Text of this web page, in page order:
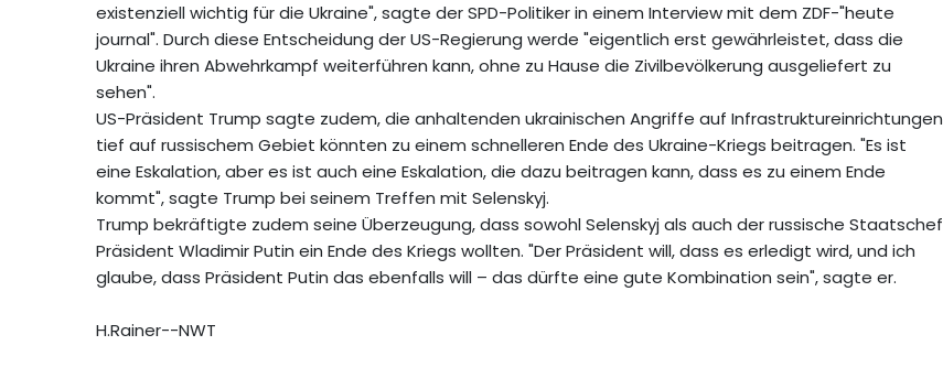
existenziell wichtig für die Ukraine", sagte der SPD-Politiker in einem Interview mit dem ZDF-"heute
journal". Durch diese Entscheidung der US-Regierung werde "eigentlich erst gewährleistet, dass die
Ukraine ihren Abwehrkampf weiterführen kann, ohne zu Hause die Zivilbevölkerung ausgeliefert zu
sehen".
US-Präsident Trump sagte zudem, die anhaltenden ukrainischen Angriffe auf Infrastruktureinrichtungen
tief auf russischem Gebiet könnten zu einem schnelleren Ende des Ukraine-Kriegs beitragen. "Es ist
eine Eskalation, aber es ist auch eine Eskalation, die dazu beitragen kann, dass es zu einem Ende
kommt", sagte Trump bei seinem Treffen mit Selenskyj.
Trump bekräftigte zudem seine Überzeugung, dass sowohl Selenskyj als auch der russische Staatschef
Präsident Wladimir Putin ein Ende des Kriegs wollten. "Der Präsident will, dass es erledigt wird, und ich
glaube, dass Präsident Putin das ebenfalls will – das dürfte eine gute Kombination sein", sagte er.
H.Rainer--NWT